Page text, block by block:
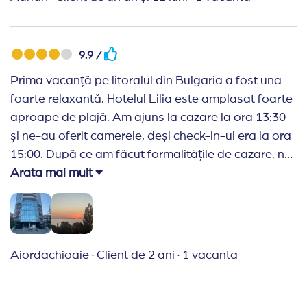
9.9 /
Prima vacanță pe litoralul din Bulgaria a fost una
foarte relaxantă. Hotelul Lilia este amplasat foarte
aproape de plajă. Am ajuns la cazare la ora 13:30
și ne-au oferit camerele, deși check-in-ul era la ora
15:00. După ce am făcut formalitățile de cazare, ne-
au oferit brățările la mâna, brățări albe. Am lăsat
bagajele în cameră și am coborât în loby pentru a
servi o cafea. Atunci barmanul, care a fost un om
de milioane, ne-a zis ca este contracost, la fel și
Arata mai mult
Aiordachioaie · Client de 2 ani · 1 vacanta